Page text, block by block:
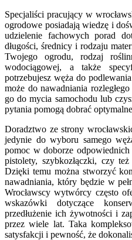
Specjaliści pracujący w
ogrodowe posiadają wiedzę i
udzielenie fachowych porad
długości, średnicy i rodzaju
Twojego ogrodu, rodzaj
wodociągowej, a także
potrzebujesz węża do
może do nawadniania
go do mycia samochodu lub
pytania pomogą dobrać
Doradztwo ze strony
jedynie do wyboru samego
pomoc w doborze
pistolety, szybkozłączki, czy
Dzięki temu można stworzyć
nawadniania, który będzie w
Wrocławscy wytwórcy często
wskazówki dotyczące
przedłużenie ich żywotności i
przez wiele lat. Taka
satysfakcji i pewność, że